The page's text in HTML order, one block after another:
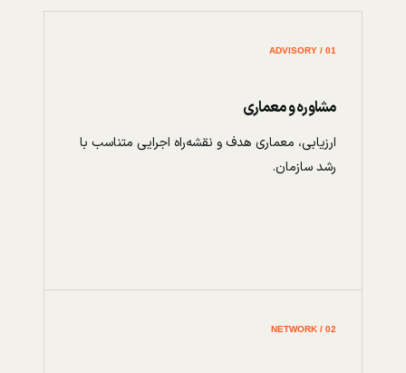
01 / ADVISORY
مشاوره و معماری
ارزیابی، معماری هدف و نقشه‌راه اجرایی متناسب با
رشد سازمان.
02 / NETWORK